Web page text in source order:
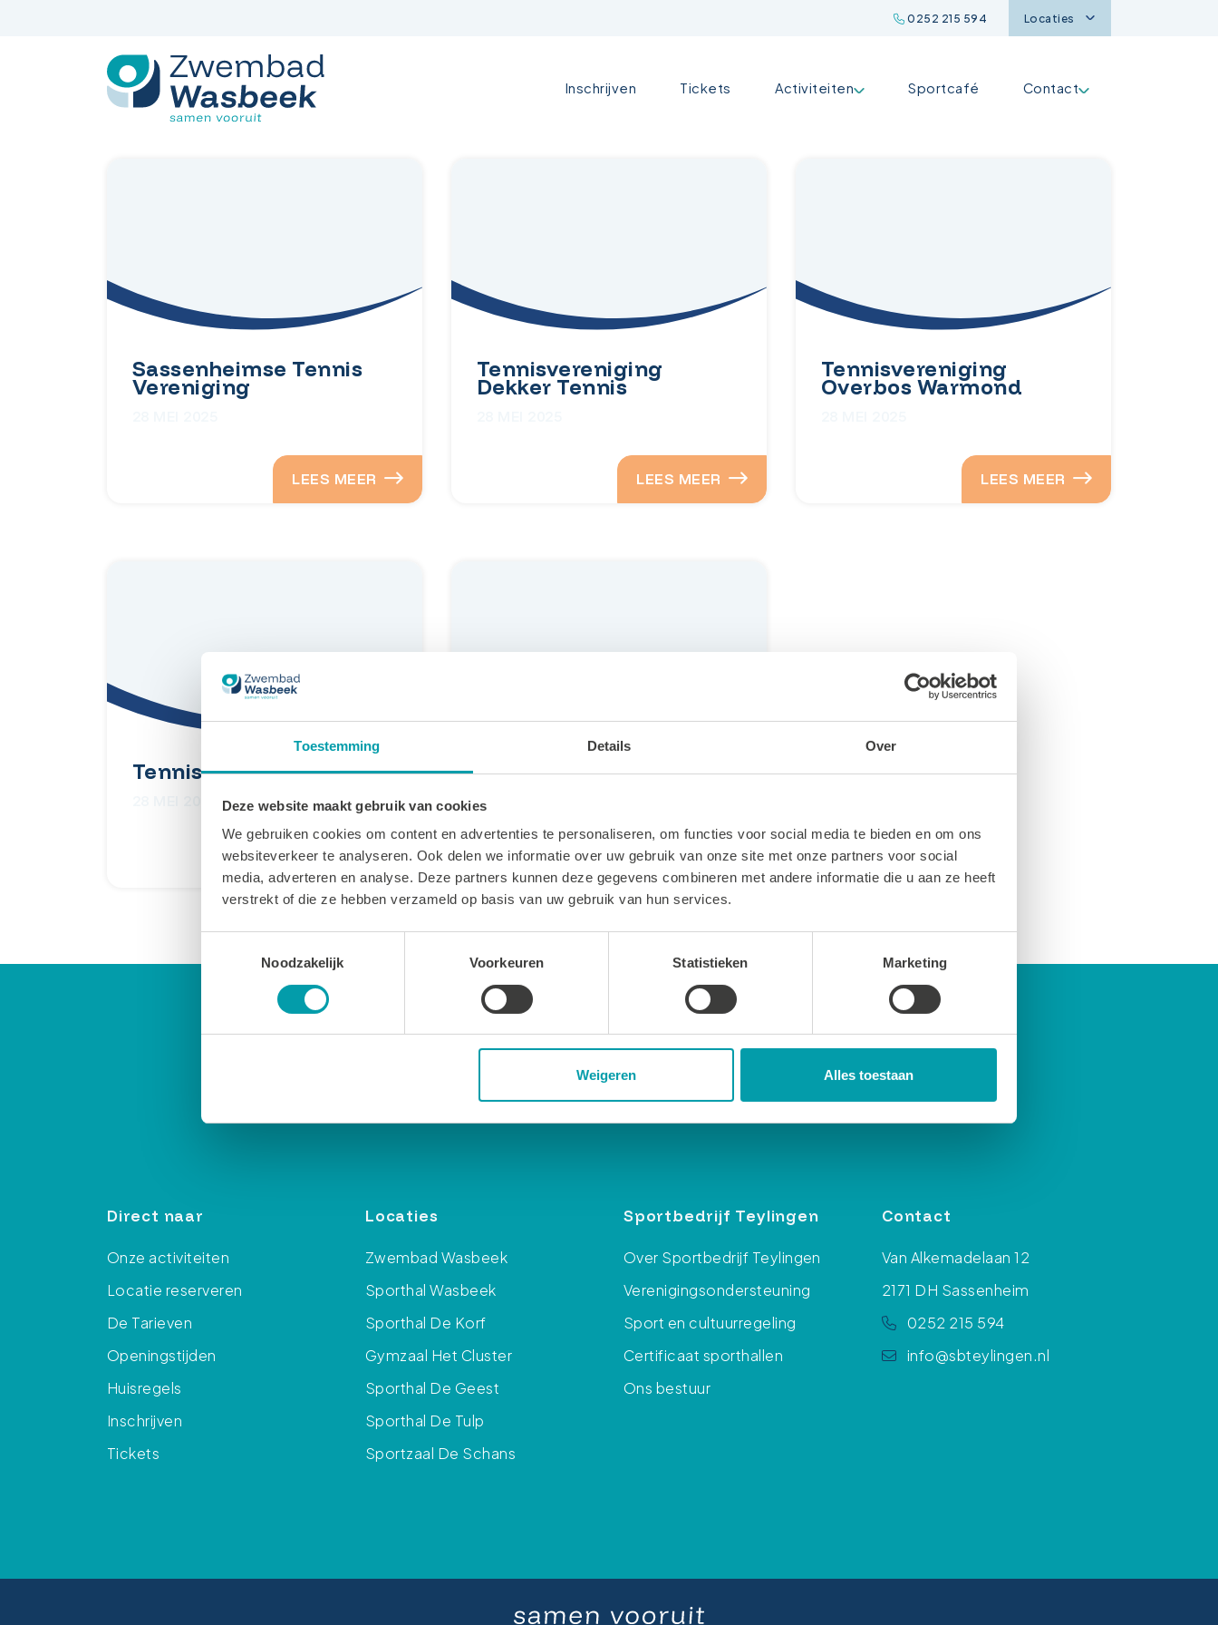
Toestemming Details Over
Deze website maakt gebruik van cookies
We gebruiken cookies om content en advertenties te personaliseren, om functies voor social media te bieden en om ons
websiteverkeer te analyseren. Ook delen we informatie over uw gebruik van onze site met onze partners voor social
media, adverteren en analyse. Deze partners kunnen deze gegevens combineren met andere informatie die u aan ze heeft
verstrekt of die ze hebben verzameld op basis van uw gebruik van hun services.
Noodzakelijk
Voorkeuren Statistieken Marketing
Weigeren Alles toestaan
0252 215 594 Locaties
Inschrijven Tickets Activiteiten Sportcafé Contact
Sassenheimse Tennis
Vereniging
LEES MEER
Tennisvereniging
Dekker Tennis
LEES MEER
Tennisvereniging
Overbos Warmond
LEES MEER
Tennisvereniging SVV
LEES MEER
Tennis
27 MEI 2025
LEES MEER
Direct naar
Onze activiteiten
Locatie reserveren
De Tarieven
Openingstijden
Huisregels
Inschrijven
Tickets
Locaties
Zwembad Wasbeek
Sporthal Wasbeek
Sporthal De Korf
Gymzaal Het Cluster
Sporthal De Geest
Sporthal De Tulp
Sportzaal De Schans
Sportbedrijf Teylingen
Over Sportbedrijf Teylingen
Verenigingsondersteuning
Sport en cultuurregeling
Certificaat sporthallen
Ons bestuur
Contact
Van Alkemadelaan 12
2171 DH Sassenheim
0252 215 594
info@sbteylingen.nl